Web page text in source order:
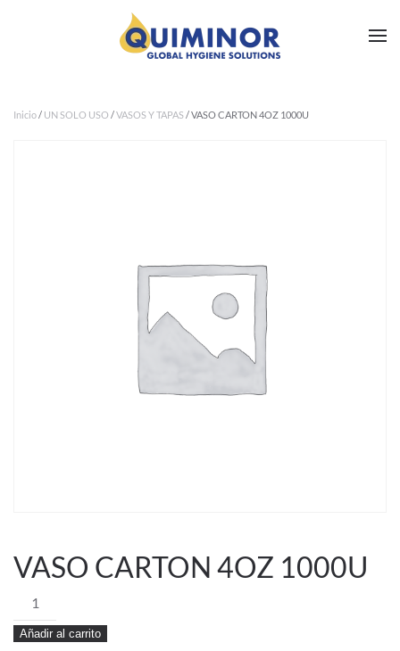
Ir al contenido principal
Inicio/ UN SOLO USO /VASOS Y TAPAS/ VASO CARTON 4OZ 1000U
VASO CARTON 4OZ 1000U
VASO
CARTON
4OZ
Añadir al carrito